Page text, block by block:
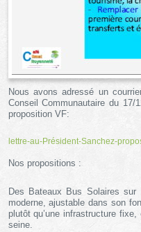
Nous avons adressé un
Conseil Communautaire du
proposition VF:
lettre-au-Président-Sanchez-
Nos propositions :
Des Bateaux Bus Solaires
moderne, ajustable dans son
plutôt qu’une infrastructure
seine.